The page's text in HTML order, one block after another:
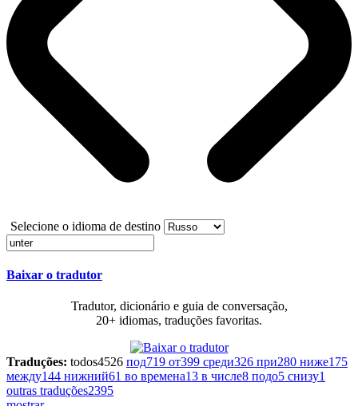
Selecione o idioma de destino
Baixar o tradutor
Tradutor, dicionário e guia de conversação,
20+ idiomas, traduções favoritas.
Traduções: todos4526 под719 от399 среди326 при280 ниже175
между144 нижний61 во времена13 в числе8 подо5 снизу1
outras traduções2395